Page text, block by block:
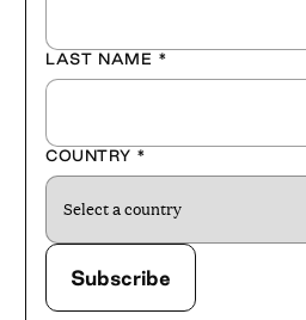
LAST NAME *
COUNTRY *